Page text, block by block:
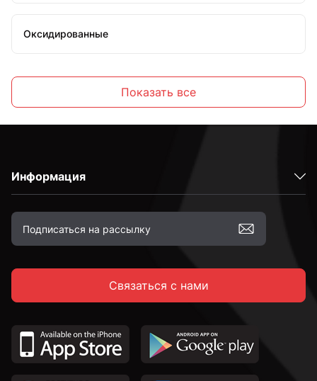
Оксидированные
С полукруглой головкой
С потайной головкой
С тарельчатой головкой
С крестовой головкой
Показать все
Информация
Связаться с нами